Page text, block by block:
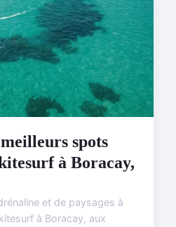
spots
à Boracay,
et de paysages à
à Boracay, aux